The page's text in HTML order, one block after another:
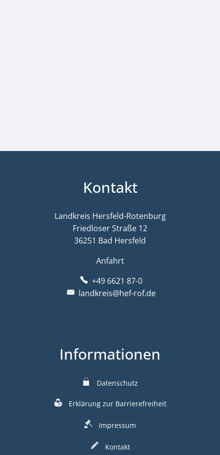
Kontakt
Landkreis Hersfeld-Rotenburg
Friedloser Straße 12
36251 Bad Hersfeld
Anfahrt
+49 6621 87-0
landkreis@hef-rof.de
Informationen
Datenschutz
Erklärung zur Barrierefreiheit
Impressum
Kontakt